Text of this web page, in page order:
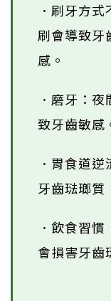
．刷牙方
刷會導致牙
感。
．磨牙：
致牙齒敏感
．胃食道
牙齒琺瑯質
．飲食習
會損害牙齒